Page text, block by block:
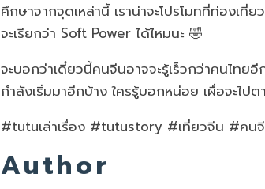
ศึกษาจากจุดเหล่านี้ เราน่าจะโปรโมทที่ท่องเที่
จะเรียกว่า Soft Power ได้ไหมนะ 🤣
จะบอกว่าเดี๋ยวนี้คนจีนอาจจะรู้เร็วกว่าคนไทย
กำลังเริ่มมาอีกบ้าง ใครรู้บอกหน่อย เผื่อจะไป
#tutuเล่าเรื่อง #tutustory #เที่ยวจีน #คนจี
Author